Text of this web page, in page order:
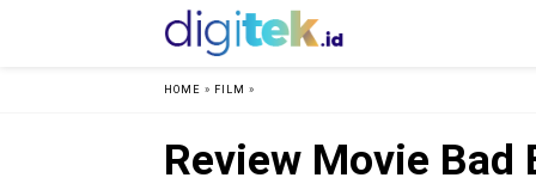
HOME » FILM »
Review Movie